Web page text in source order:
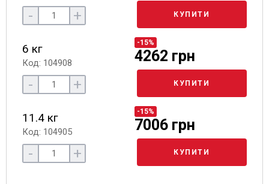
- + КУПИТИ
6 кг
Код: 104908
-15%
4262 грн
- + КУПИТИ
11.4 кг
Код: 104905
-15%
7006 грн
- + КУПИТИ